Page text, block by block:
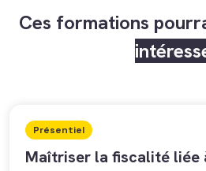
Ces formations
Présentiel
Maîtriser la fiscalité liée